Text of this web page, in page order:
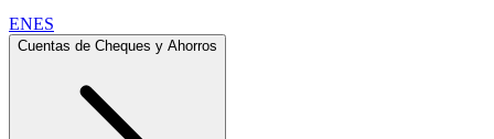
ENES
Cuentas de Cheques y Ahorros